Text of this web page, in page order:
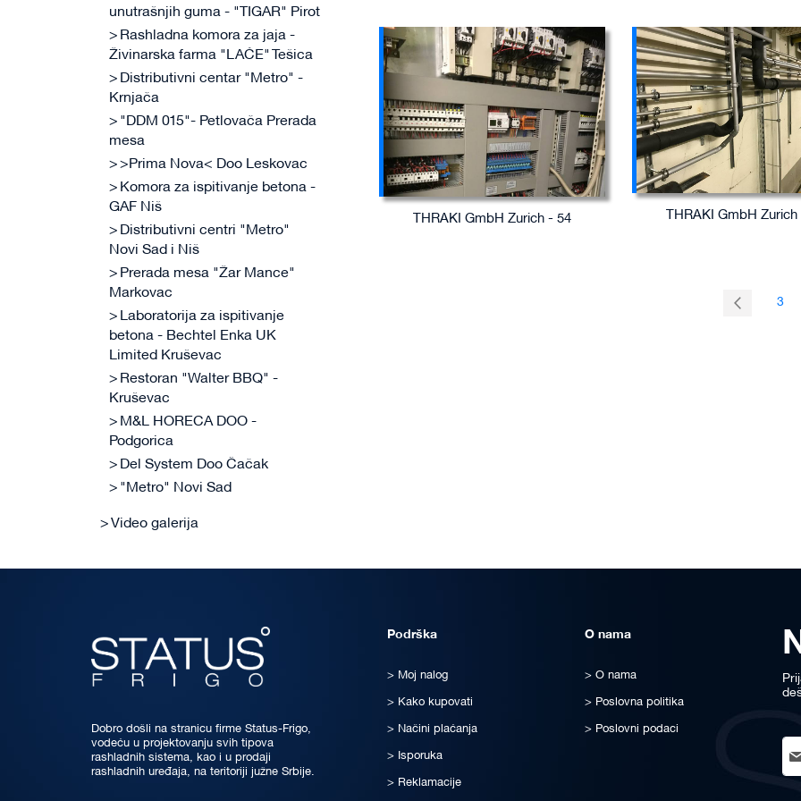
THRAKI GmbH Zurich - 54 THRAKI GmbH Zurich
Page
PrethodnaPage
3
unutrašnjih guma - "TIGAR" Pirot
Rashladna komora za jaja -
Živinarska farma "LAĆE" Tešica
Distributivni centar "Metro" -
Krnjača
"DDM 015"- Petlovača Prerada
mesa
>Prima Nova< Doo Leskovac
Komora za ispitivanje betona -
GAF Niš
Distributivni centri "Metro"
Novi Sad i Niš
Prerada mesa "Žar Mance"
Markovac
Laboratorija za ispitivanje
betona - Bechtel Enka UK
Limited Kruševac
Restoran "Walter BBQ" -
Kruševac
M&L HORECA DOO -
Podgorica
Del System Doo Čačak
"Metro" Novi Sad
Video galerija
Dobro došli na stranicu firme Status-Frigo,
vodeću u projektovanju svih tipova
rashladnih sistema, kao i u prodaji
rashladnih uređaja, na teritoriji južne Srbije.
Podrška
Moj nalog
Kako kupovati
Načini plaćanja
Isporuka
Reklamacije
O nama
O nama
Poslovna politika
Poslovni podaci
Up